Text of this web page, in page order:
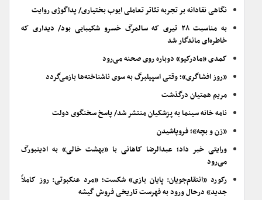
نگاهی نقادانه بر تجربه تئاتر تعاملی ایوب بختیاری/ پداگوژی روایت
به مناسبت ۲۸ تیری که سالمرگ خسرو شکیبایی بود/ دیداری که
خاطره‌ای ماندگار شد
کمدی «مادرکیو» دوباره روی صحنه می‌رود
«روز افشاگری»؛ وقتی اسپیلبرگ به سوی ناشناخته‌ها بازمی‌گردد
مریم همتیان درگذشت
نامه خانه سینما به پزشکیان منتشر شد/ پاسخ سخنگوی دولت
«زن و بچه»؛ فروپاشیدن
ورایتی خبر داد؛ عبدالرضا کاهانی با «بهشت خالی» به ادینبورگ
می‌رود
رکورد «انتقام‌جویان: پایان بازی» شکست؛ «مرد عنکبوتی: روز کاملاً
جدید» درحال ورود به فهرست تاریخی فروش گیشه